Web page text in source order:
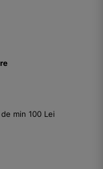
min 100 Lei